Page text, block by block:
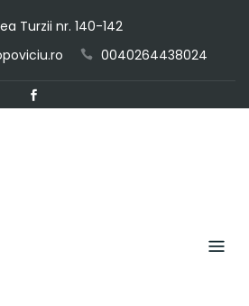
Turzii nr. 140-142
0040264438024